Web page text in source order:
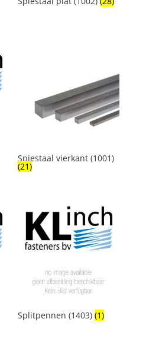
Spiestaal vierkant (1001)
(21)
Splitpennen (1403)(1)